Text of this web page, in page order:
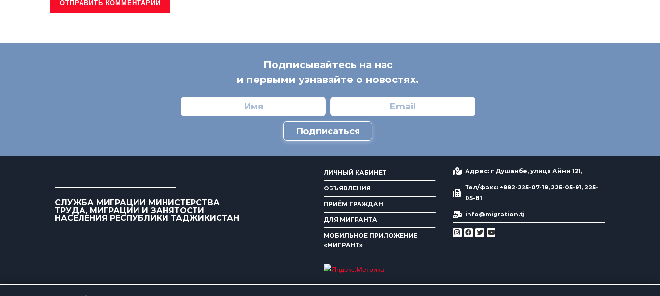
Подписывайтесь на нас
и первыми узнавайте о новостях.
Подписаться
СЛУЖБА МИГРАЦИИ МИНИСТЕРСТВА
ТРУДА, МИГРАЦИИ И ЗАНЯТОСТИ
НАСЕЛЕНИЯ РЕСПУБЛИКИ ТАДЖИКИСТАН
ЛИЧНЫЙ КАБИНЕТ
ОБЪЯВЛЕНИЯ
ПРИЁМ ГРАЖДАН
ДЛЯ МИГРАНТА
МОБИЛЬНОЕ ПРИЛОЖЕНИЕ
«МИГРАНТ»
Адрес: г.Душанбе, улица Айни 121,
Тел/факс: +992-225-07-19, 225-05-91, 225-
05-81
info@migration.tj